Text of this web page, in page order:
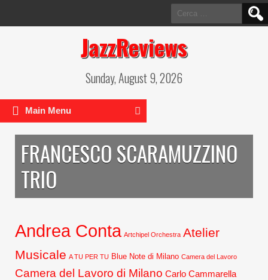
Ricerca
per:
JazzReviews
Sunday, August 9, 2026
Main Menu
FRANCESCO SCARAMUZZINO
TRIO
Andrea Conta Artchipel Orchestra Atelier
Musicale A TU PER TU Blue Note di Milano Camera del Lavoro
Camera del Lavoro di Milano Carlo Cammarella